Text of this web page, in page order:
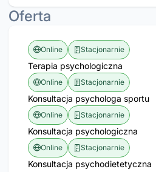
Oferta
Online Stacjonarnie
Terapia psychologiczna
Online Stacjonarnie
Konsultacja psychologa sportu
Online Stacjonarnie
Konsultacja psychologiczna
Online Stacjonarnie
Konsultacja psychodietetyczna